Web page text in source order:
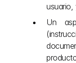
usuario,
Un